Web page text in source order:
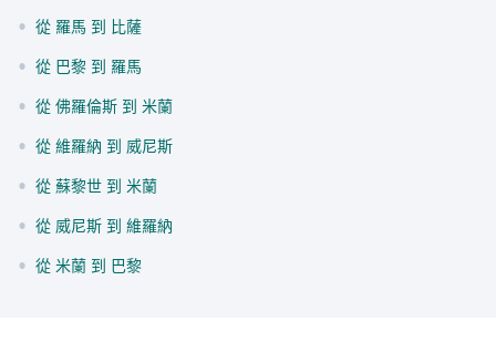
• 從 羅馬 到 比薩
• 從 巴黎 到 羅馬
• 從 佛羅倫斯 到 米蘭
• 從 維羅納 到 威尼斯
• 從 蘇黎世 到 米蘭
• 從 威尼斯 到 維羅納
• 從 米蘭 到 巴黎